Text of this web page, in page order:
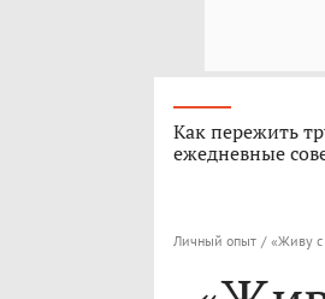
Как пережить
ежедневные
Личный опыт / «Живу с